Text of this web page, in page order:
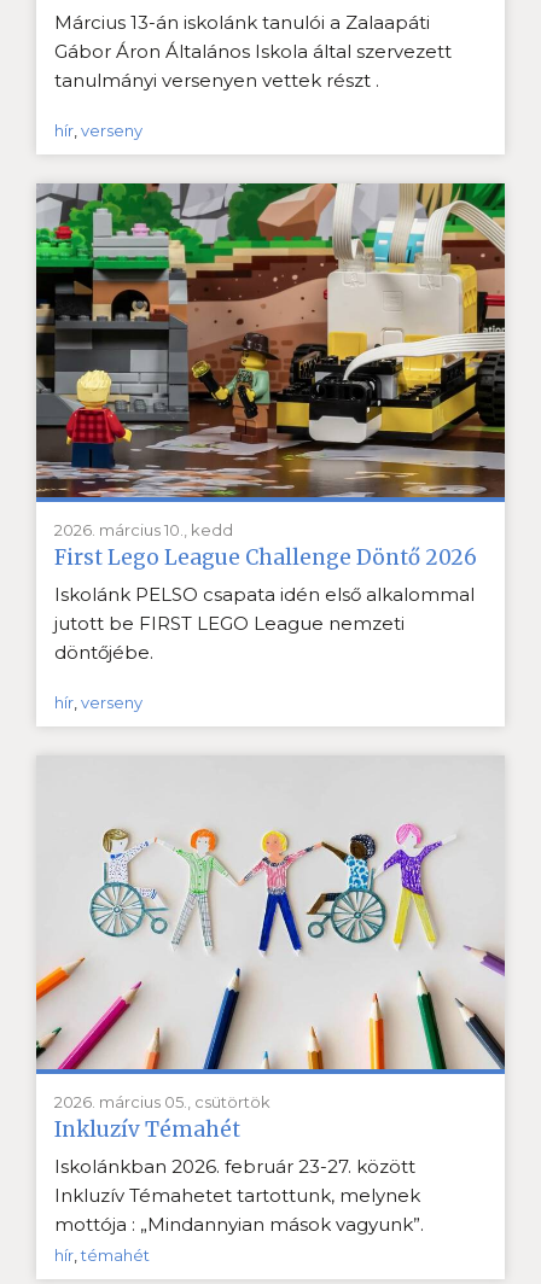
Március 13-án iskolánk tanulói a Zalaapáti
Gábor Áron Általános Iskola által szervezett
tanulmányi versenyen vettek részt .
hír verseny
2026. március 10., kedd
First Lego League Challenge Döntő 2026
Iskolánk PELSO csapata idén első alkalommal
jutott be FIRST LEGO League nemzeti
döntőjébe.
hír verseny
2026. március 05., csütörtök
Inkluzív Témahét
Iskolánkban 2026. február 23-27. között
Inkluzív Témahetet tartottunk, melynek
mottója : „Mindannyian mások vagyunk”.
hír ,témahét